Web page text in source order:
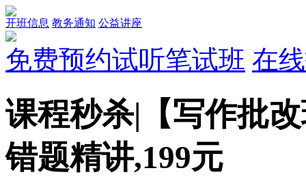
开班信息 教务通知 公益讲座
免费预约试听笔试班 在
课程秒杀|【写作批
错题精讲,199元